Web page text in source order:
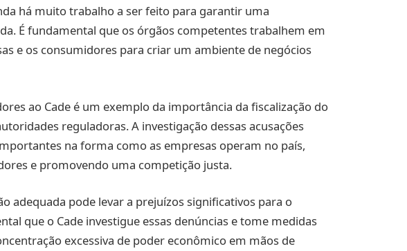
há muito trabalho a ser feito para garantir uma
É fundamental que os órgãos competentes trabalhem em
e os consumidores para criar um ambiente de negócios
ao Cade é um exemplo da importância da fiscalização do
reguladoras. A investigação dessas acusações
na forma como as empresas operam no país,
e promovendo uma competição justa.
adequada pode levar a prejuízos significativos para o
que o Cade investigue essas denúncias e tome medidas
excessiva de poder econômico em mãos de